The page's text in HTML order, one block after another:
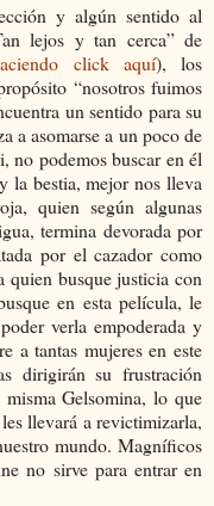
y algún sentido al
lejos y tan cerca” de
click aquí), los
“nosotros fuimos
un sentido para su
a asomarse a un poco de
no podemos buscar en él
la bestia, mejor nos lleva
quien según algunas
termina devorada por
por el cazador como
quien busque justicia con
en esta película, le
verla empoderada y
a tantas mujeres en este
dirigirán su frustración
Gelsomina, lo que
llevará a revictimizarla,
mundo. Magníficos
no sirve para entrar en